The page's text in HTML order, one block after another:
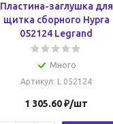
Пластина-заглушка для
щитка сборного Hypra
052124 Legrand
Много
Артикул: L 052124
1 305.60₽/шт